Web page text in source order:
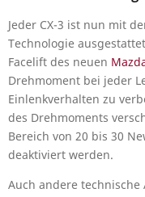
Jeder CX-3 ist nun mit
Technologie
Facelift des neuen
Drehmoment bei jeder
Einlenkverhalten zu
des Drehmoments
Bereich von 20 bis 30
deaktiviert werden.
Auch andere technische